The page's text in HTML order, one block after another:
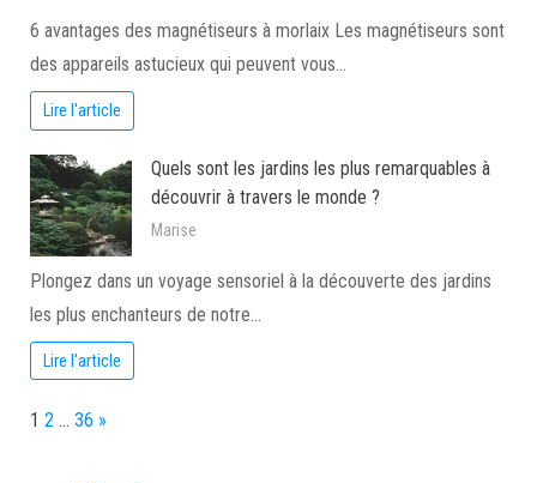
6 avantages des magnétiseurs à morlaix Les magnétiseurs sont
des appareils astucieux qui peuvent vous…
Lire l'article
Quels sont les jardins les plus remarquables à
découvrir à travers le monde ?
Marise
Plongez dans un voyage sensoriel à la découverte des jardins
les plus enchanteurs de notre…
Lire l'article
Page:
1 2 … 36 Next
»